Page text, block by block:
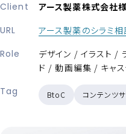
Client
アース製薬株式会社様
URL
アース製薬のシラミ相
Role
デザイン / イラスト /
ド / 動画編集 / キャ
Tag
BtoC コンテンツサ